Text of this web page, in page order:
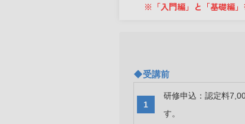
※「入門編」と「基礎編
◆受講前
研修申込：認定料
す。